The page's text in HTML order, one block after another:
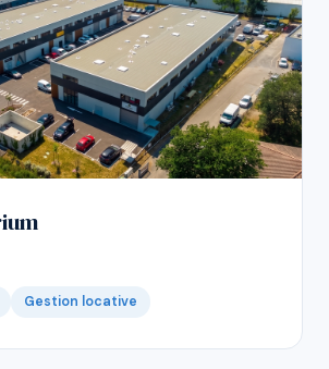
Gestion locative